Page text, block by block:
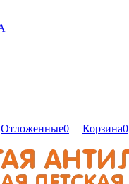
Отложенные0 Корзина0